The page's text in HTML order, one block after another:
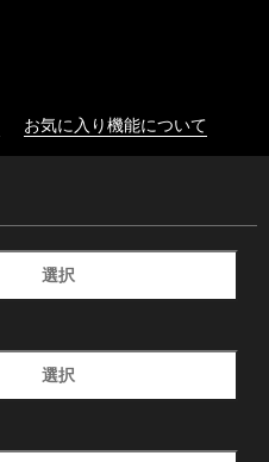
お気に入り機能について
選択
選択